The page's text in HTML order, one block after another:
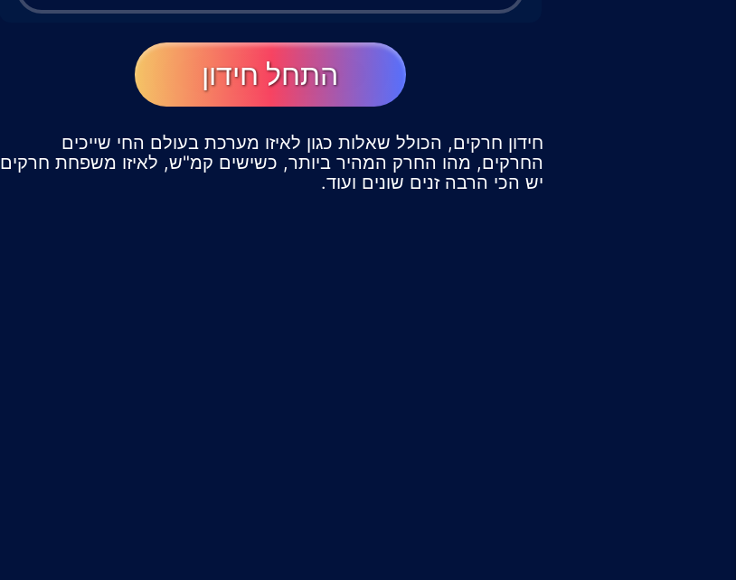
התחל חידון
חידון חרקים, הכולל שאלות כגון לאיזו מערכת בעולם החי שייכים
החרקים, מהו החרק המהיר ביותר, כשישים קמ"ש, לאיזו משפחת חרקים
יש הכי הרבה זנים שונים ועוד.